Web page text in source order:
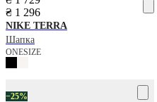
₴ 1 296
NIKE TERRA
Шапка
ONESIZE
−25%